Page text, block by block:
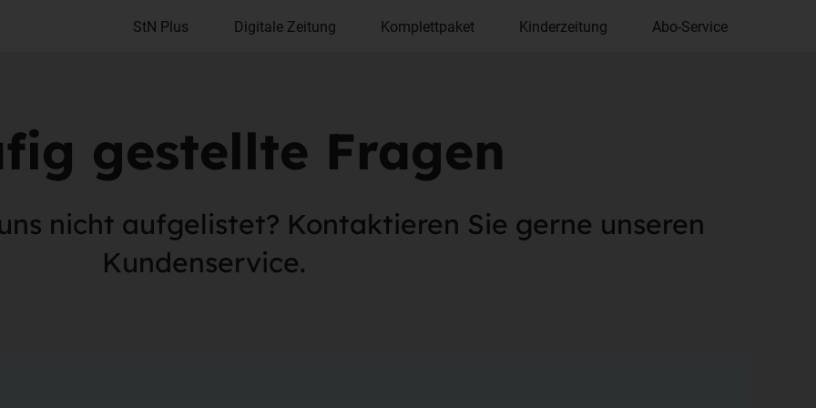
StN Plus Digitale Zeitung Komplettpaket Kinderzeitung Abo-Service
gestellte Fragen
nicht aufgelistet? Kontaktieren Sie gerne unseren
Kundenservice.